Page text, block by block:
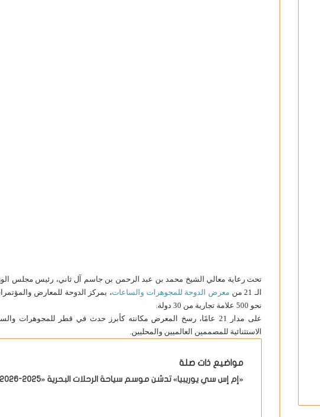
تحت رعاية معالي الشيخ محمد بن عبد الرحمن بن جاسم آل ثاني، رئيس مجلس
الـ 21 من
معرض الدوحة للمجوهرات والساعات
نحو 500 علامة تجارية من 30 دولة.
على مدار 21 عامًا، رسخ المعرض مكانته كأبرز حدث في قطر للمجوهرات
الاستثنائية للمصممين العالميين والمحليين.
مواضيع ذات صلة
«إم إس سي يوريبيا» تدشن موسم سياحة الرحلات البحرية «2025-2026»